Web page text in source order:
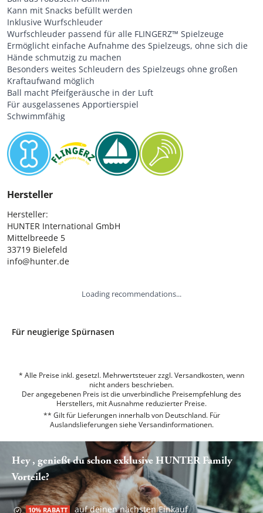
Kann mit Snacks befüllt werden
Inklusive Wurfschleuder
Wurfschleuder passend für alle FLINGERZ™ Spielzeuge
Ermöglicht einfache Aufnahme des Spielzeugs, ohne sich die
Hände schmutzig zu machen
Besonders weites Schleudern des Spielzeugs ohne großen
Kraftaufwand möglich
Ball macht Pfeifgeräusche in der Luft
Für ausgelassenes Apportierspiel
Schwimmfähig
Hersteller
Hersteller:
HUNTER International GmbH
Mittelbreede 5
33719 Bielefeld
info@hunter.de
Loading recommendations...
Für neugierige Spürnasen
* Alle Preise inkl. gesetzl. Mehrwertsteuer zzgl. Versandkosten, wenn
nicht anders beschrieben.
Der angegebenen Preis ist die unverbindliche Preisempfehlung des
Herstellers, mit Ausnahme reduzierter Preise.
** Gilt für Lieferungen innerhalb von Deutschland. Für
Auslandslieferungen siehe Versandinformationen.
Hey , genießt du schon exklusive HUNTER Family
Vorteile?
10% RABATT auf deinen nächsten Einkauf